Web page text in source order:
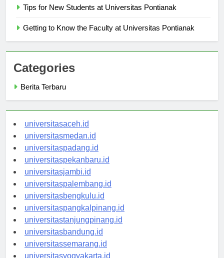
Categories
universitasaceh.id
universitasmedan.id
universitaspadang.id
universitaspekanbaru.id
universitasjambi.id
universitaspalembang.id
universitasbengkulu.id
universitaspangkalpinang.id
universitastanjungpinang.id
universitasbandung.id
universitassemarang.id